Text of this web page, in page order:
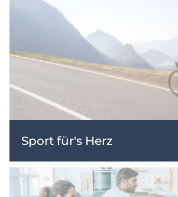
Sport für's Herz